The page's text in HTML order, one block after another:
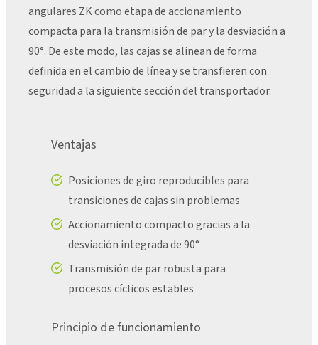
angulares ZK como etapa de accionamiento
compacta para la transmisión de par y la desviación a
90°. De este modo, las cajas se alinean de forma
definida en el cambio de línea y se transfieren con
seguridad a la siguiente sección del transportador.
Ventajas
Posiciones de giro reproducibles para
transiciones de cajas sin problemas
Accionamiento compacto gracias a la
desviación integrada de 90°
Transmisión de par robusta para
procesos cíclicos estables
Principio de funcionamiento